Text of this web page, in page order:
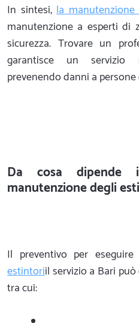
In sintesi, la
manutenzione a esperti di
sicurezza. Trovare un
garantisce un servizio
prevenendo danni a
Da cosa
manutenzione degli
Il preventivo per eseguire
estintoriil servizio a Bari
tra cui: